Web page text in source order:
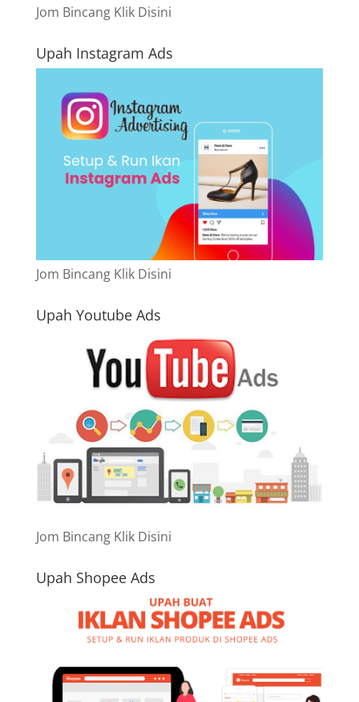
Jom Bincang Klik Disini
Upah Instagram Ads
Jom Bincang Klik Disini
Upah Youtube Ads
Jom Bincang Klik Disini
Upah Shopee Ads